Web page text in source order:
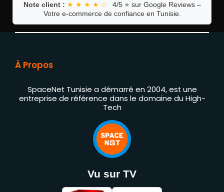
Note client : ★ ★ ★ ★ ☆
4/5 ⭐ sur Google Reviews –
Votre e-commerce de confiance en Tunisie.
À Propos
SpaceNet Tunisie a démarré en 2004, est une
entreprise de référence dans le domaine du High-
Tech
Vu sur TV